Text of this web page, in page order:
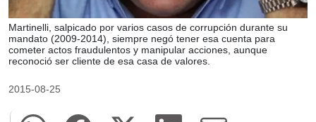
Martinelli, salpicado por varios casos de corrupción durante su
mandato (2009-2014), siempre negó tener esa cuenta para
cometer actos fraudulentos y manipular acciones, aunque
reconoció ser cliente de esa casa de valores.
2015-08-25